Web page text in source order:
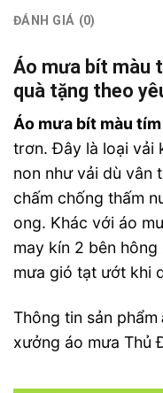
ĐÁNH GIÁ (0)
Áo mưa bít màu
quà tặng theo
Áo mưa bít màu tím
trơn. Đây là loại vải
non như vải dù vân
chấm chống thấm
ong. Khác với áo
may kín 2 bên
mưa gió tạt ướt khi
Thông tin sản phẩm
xưởng áo mưa Thủ